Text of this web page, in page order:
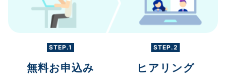
STEP.1
無料お申込み
STEP.2
ヒアリング